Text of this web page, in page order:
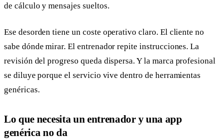
de cálculo y mensajes sueltos.
Ese desorden tiene un coste operativo claro. El cliente no
sabe dónde mirar. El entrenador repite instrucciones. La
revisión del progreso queda dispersa. Y la marca profesional
se diluye porque el servicio vive dentro de herramientas
genéricas.
Lo que necesita un entrenador y una app
genérica no da